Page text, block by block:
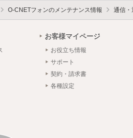
O-CNETフォンのメンテナンス情報 通信・
お客様マイページ
お役立ち情報
サポート
契約・請求書
各種設定